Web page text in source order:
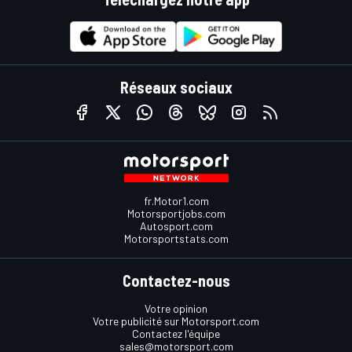
Réseaux sociaux
fr.Motor1.com
Motorsportjobs.com
Autosport.com
Motorsportstats.com
Contactez-nous
Votre opinion
Votre publicité sur Motorsport.com
Contactez l'équipe
sales@motorsport.com